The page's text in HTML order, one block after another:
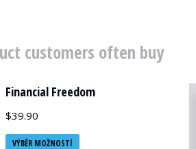
customers often buy
Financial Freedom
$39.90
VÝBĚR MOŽNOSTÍ